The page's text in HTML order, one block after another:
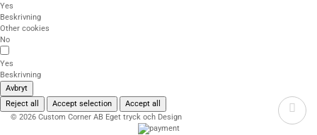
Yes
Beskrivning
Other cookies
No
Yes
Beskrivning
Avbryt
Reject all
Accept selection
Accept all
© 2026 Custom Corner AB Eget tryck och Design